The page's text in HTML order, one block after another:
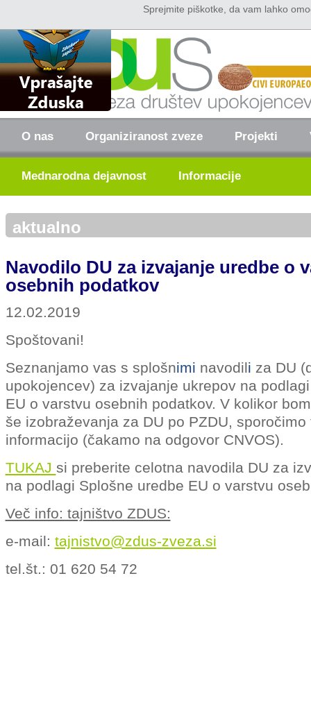
O nas Organiziranost zveze Projekti
Mednarodna dejavnost Informacije
aktualno
Navodilo DU za izvajanje uredbe o
osebnih podatkov
12.02.2019
Spoštovani!
Seznanjamo vas s splošnimi navodili za DU
upokojencev) za izvajanje ukrepov na
EU o varstvu osebnih podatkov. V kolikor
še izobraževanja za DU po PZDU, sporočimo
informacijo (čakamo na odgovor CNVOS).
TUKAJ si preberite celotna navodila DU za
na podlagi Splošne uredbe EU o varstvu
Več info: tajništvo ZDUS:
e-mail: tajnistvo@zdus-zveza.si
tel.št.: 01 620 54 72
Sprejmite piškotke, da vam lahko